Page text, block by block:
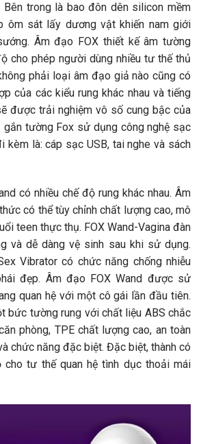
Bên trong là bao đôn dên silicon mềm
ôm sát lấy dương vật khiến nam giới
Âm đạo FOX thiết kế âm tường
cho phép người dùng nhiều tư thế thủ
phải loại âm đạo giả nào cũng có
của các kiểu rung khác nhau và tiếng
được trải nghiệm vô số cung bậc của
gắn tường Fox sử dụng công nghệ sạc
kèm là: cáp sạc USB, tai nghe và sách
có nhiều chế độ rung khác nhau. Âm
có thể tùy chỉnh chất lượng cao, mô
teen thực thụ. FOX Wand-Vagina đàn
và dễ dàng vệ sinh sau khi sử dụng.
Vibrator có chức năng chống nhiễu
đẹp. Âm đạo FOX Wand được sử
quan hệ với một cô gái lần đầu tiên.
bức tường rung với chất liệu ABS chắc
phòng, TPE chất lượng cao, an toàn
chức năng đặc biệt. Đặc biệt, thành có
cho tư thế quan hệ tình dục thoải mái